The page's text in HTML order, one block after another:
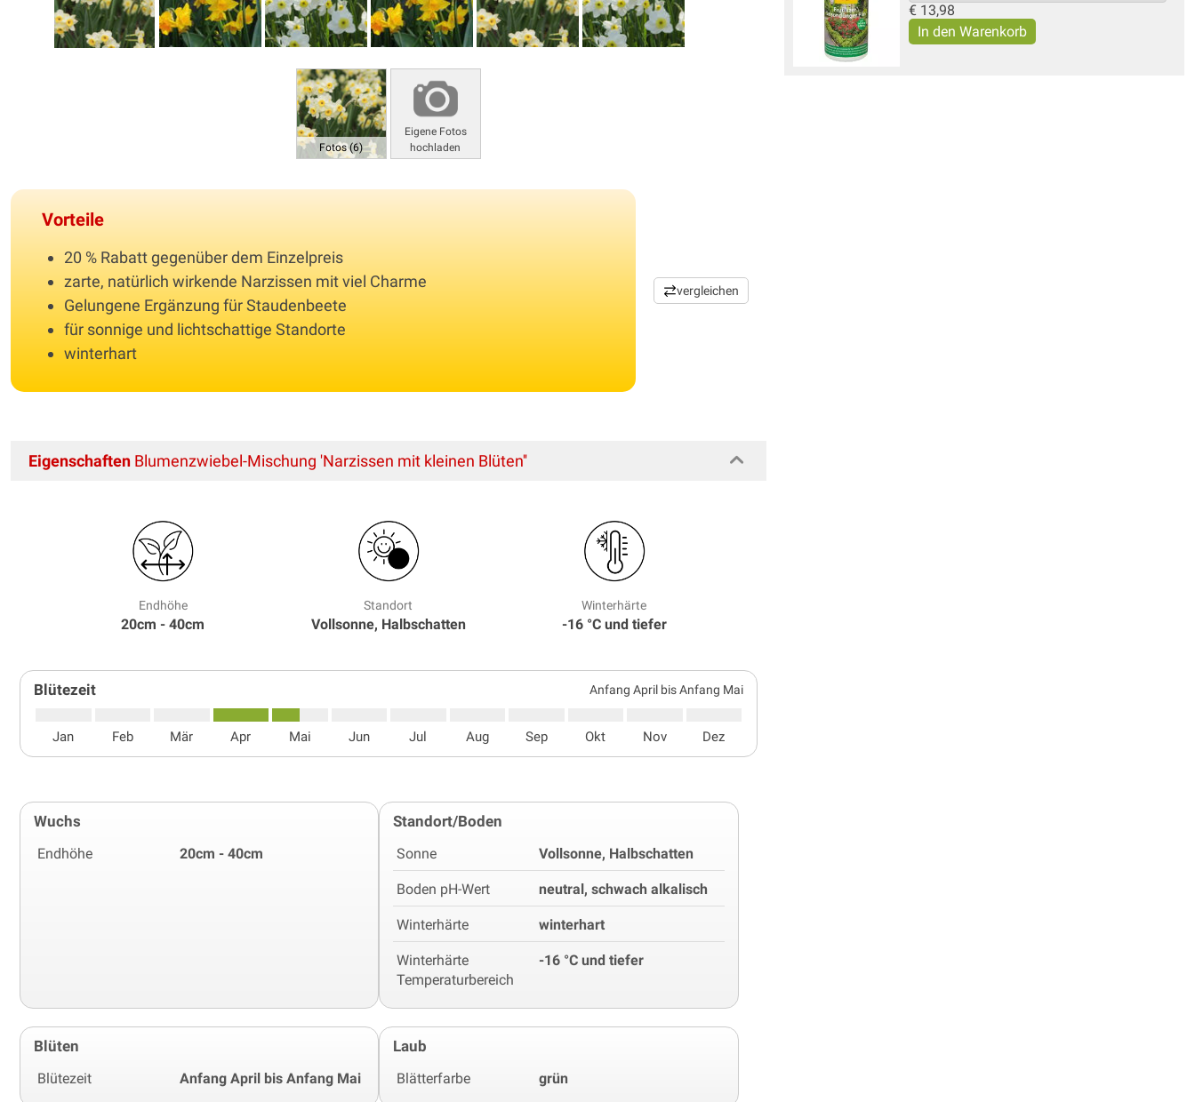
Fotos (6)
Eigene Fotos
hochladen
Vorteile
20 % Rabatt gegenüber dem Einzelpreis
zarte, natürlich wirkende Narzissen mit viel Charme
Gelungene Ergänzung für Staudenbeete
für sonnige und lichtschattige Standorte
winterhart
vergleichen
€ 13,98
Eigenschaften Blumenzwiebel-Mischung 'Narzissen mit kleinen Blüten''
Endhöhe
20cm - 40cm
Standort
Vollsonne, Halbschatten
Winterhärte
-16 °C und tiefer
Blütezeit Anfang April bis Anfang Mai
Jan Feb Mär Apr Mai Jun Jul Aug Sep Okt Nov Dez
Wuchs
Endhöhe 20cm - 40cm
Standort/Boden
Sonne Vollsonne, Halbschatten
Boden pH-Wert neutral, schwach alkalisch
Winterhärte winterhart
Winterhärte
Temperaturbereich
-16 °C und tiefer
Blüten
Blütezeit Anfang April bis Anfang Mai
Laub
Blätterfarbe grün